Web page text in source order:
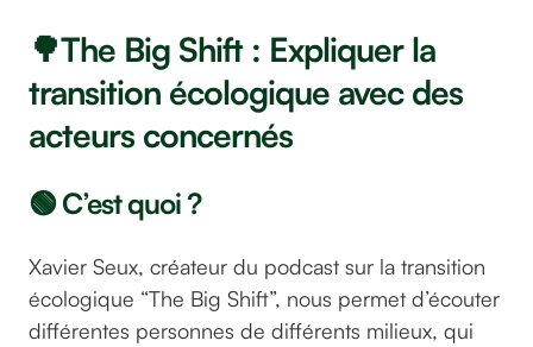
🌳The Big Shift : Expliquer la
transition écologique avec des
acteurs concernés
🟢 C’est quoi ?
Xavier Seux, créateur du podcast sur la transition
écologique “The Big Shift”, nous permet d’écouter
différentes personnes de différents milieux, qui